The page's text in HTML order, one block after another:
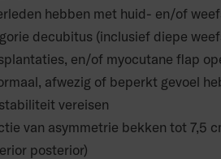
hebben met huid- en/of
decubitus (inclusief diepe
en/of myocutane flap
afwezig of beperkt gevoel
vereisen
van asymmetrie bekken tot 7,5
posterior)